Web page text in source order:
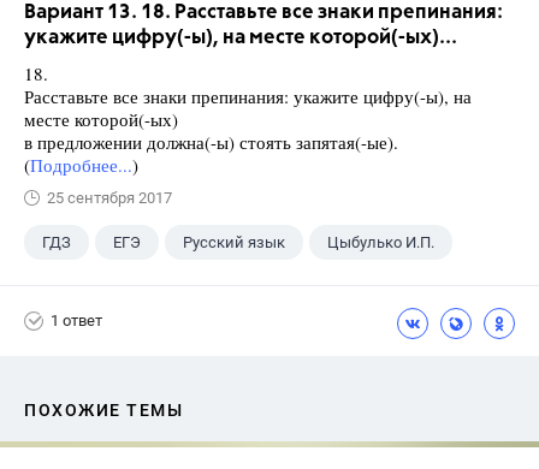
Вариант 13. 18. Расставьте все знаки препинания:
укажите цифру(-ы), на месте которой(-ых)...
18.
Расставьте все знаки препинания: укажите цифру(-ы), на
месте которой(-ых)
в предложении должна(-ы) стоять запятая(-ые).
(Подробнее...)
25 сентября 2017
ГДЗ ЕГЭ Русский язык Цыбулько И.П.
1 ответ
ПОХОЖИЕ ТЕМЫ